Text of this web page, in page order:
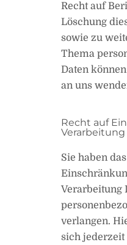
Recht auf
Löschung
sowie zu
Thema
Daten
an uns
Recht auf
Verarbeitung
Sie haben
Verarbeitung
verlangen.
sich jederzeit